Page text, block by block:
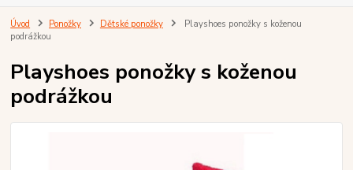
Úvod Ponožky Dětské ponožky
Playshoes ponožky s koženou
podrážkou
Playshoes ponožky s koženou
podrážkou